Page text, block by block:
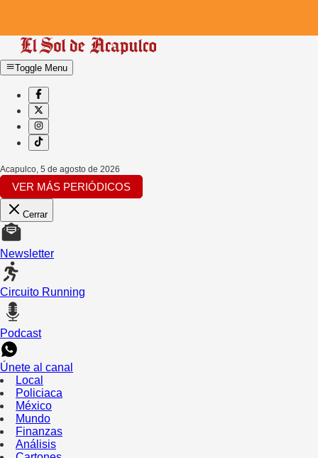
Toggle Menu
Acapulco 5 de agosto de 2026
VER MÁS PERIÓDICOS
Cerrar
Newsletter
Circuito Running
Podcast
Únete al canal
Local
Policiaca
México
Mundo
Finanzas
Análisis